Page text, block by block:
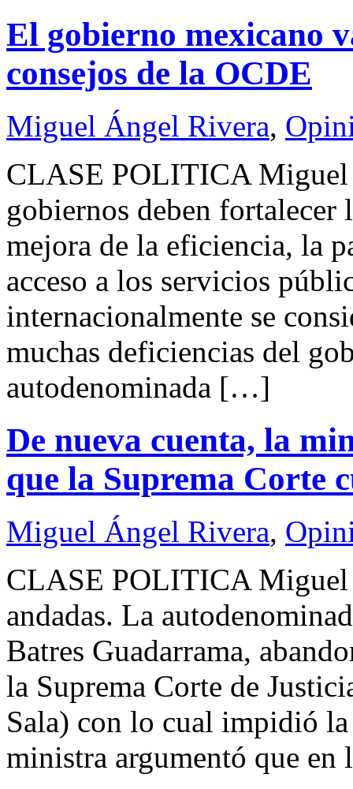
El gobierno mexicano
consejos de la OCDE
Miguel Ángel Rivera,
CLASE POLITICA
gobiernos deben
mejora de la eficiencia, la
acceso a los servicios
internacionalmente se
muchas deficiencias del
autodenominada […]
De nueva cuenta, la
que la Suprema Corte
Miguel Ángel Rivera,
CLASE POLITICA
andadas. La
Batres Guadarrama,
la Suprema Corte de
Sala) con lo cual impidió
ministra argumentó que